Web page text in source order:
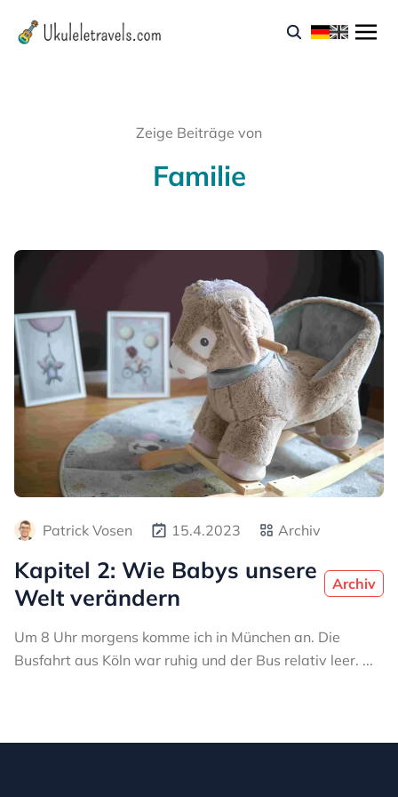
Zeige Beiträge von
Familie
Patrick Vosen 15.4.2023 Archiv
Kapitel 2: Wie Babys unsere
Welt verändern
Archiv
Um 8 Uhr morgens komme ich in München an. Die
Busfahrt aus Köln war ruhig und der Bus relativ leer. ...